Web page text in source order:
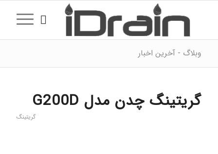
وبلاگ - آخرین اخبار
گریتینگ چدن مدل G200D
گریتینگ